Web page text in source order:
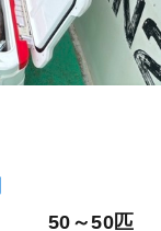
50～50匹